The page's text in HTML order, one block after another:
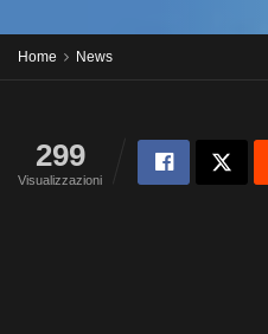
Home News
299
Visualizzazioni